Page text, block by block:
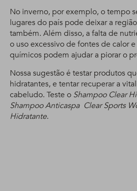
No inverno, por exemplo, o tempo
lugares do país pode deixar a
também. Além disso, a falta de
o uso excessivo de fontes de calor
químicos podem ajudar a piorar o
Nossa sugestão é testar produtos
hidratantes, e tentar recuperar a
cabeludo. Teste o Shampoo Clear
Shampoo Anticaspa Clear Sports
Hidratante.